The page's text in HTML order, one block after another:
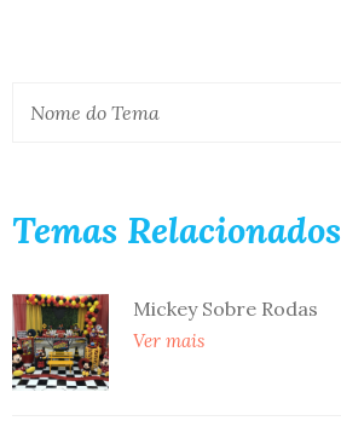
Temas Relacionados
Mickey Sobre Rodas
Ver mais